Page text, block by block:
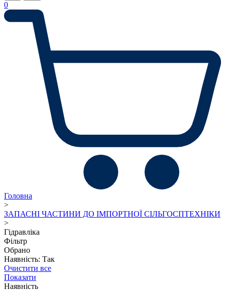
0
Головна
>
ЗАПАСНІ ЧАСТИНИ ДО ІМПОРТНОЇ СІЛЬГОСПТЕХНІКИ
>
Гідравліка
Фільтр
Обрано
Наявність: Так
Очистити все
Показати
Наявність